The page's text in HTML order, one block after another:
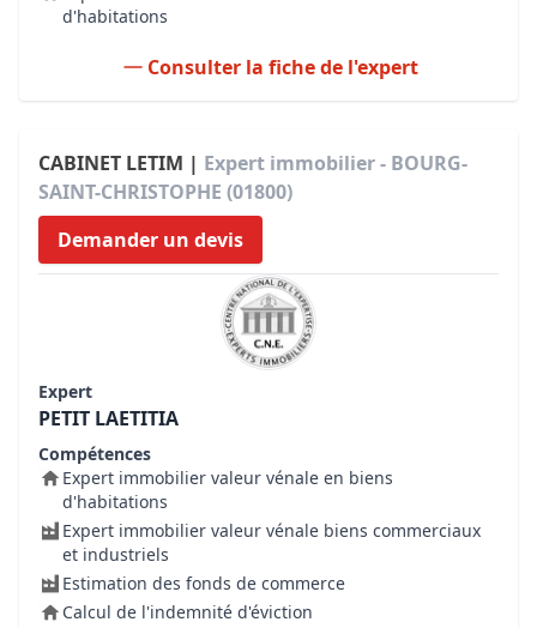
d'habitations
Consulter la fiche de l'expert
CABINET LETIM | Expert immobilier - BOURG-
SAINT-CHRISTOPHE (01800)
Demander un devis
Expert
PETIT LAETITIA
Compétences
Expert immobilier valeur vénale en biens
d'habitations
Expert immobilier valeur vénale biens commerciaux
et industriels
Estimation des fonds de commerce
Calcul de l'indemnité d'éviction